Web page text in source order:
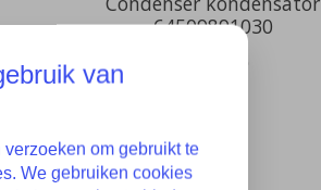
64509891030
van
om gebruikt te
We gebruiken cookies